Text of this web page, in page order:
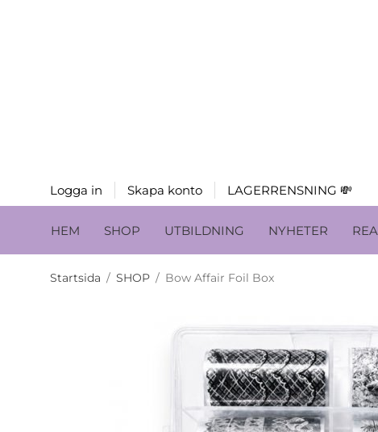
Logga in Skapa konto LAGERRENSNING 💸
HEM SHOP UTBILDNING NYHETER REA
Startsida / SHOP / Bow Affair Foil Box